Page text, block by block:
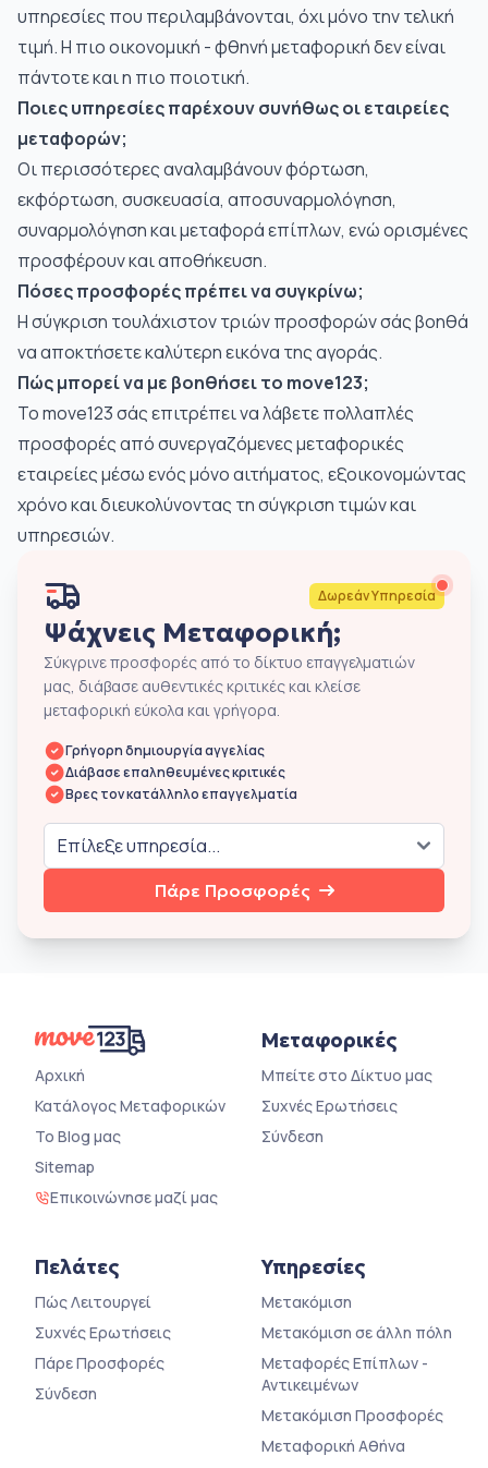
υπηρεσίες που περιλαμβάνονται, όχι μόνο την τελική
τιμή. Η πιοοικονομική - φθηνή μεταφορικήδεν είναι
πάντοτε και η πιο ποιοτική.
Ποιες υπηρεσίες παρέχουν συνήθως οι εταιρείες
μεταφορών;
Οι περισσότερες αναλαμβάνουν φόρτωση,
εκφόρτωση, συσκευασία, αποσυναρμολόγηση,
συναρμολόγηση καιμεταφορά επίπλων, ενώ ορισμένες
προσφέρουν και αποθήκευση.
Πόσες προσφορές πρέπει να συγκρίνω;
Η σύγκριση τουλάχιστον τριών προσφορών σάς βοηθά
να αποκτήσετε καλύτερη εικόνα της αγοράς.
Πώς μπορεί να με βοηθήσει το move123;
Το move123 σάς επιτρέπει να λάβετε πολλαπλές
προσφορές από συνεργαζόμενες μεταφορικές
εταιρείες μέσω ενός μόνο αιτήματος, εξοικονομώντας
χρόνο και διευκολύνοντας τη σύγκριση τιμών και
υπηρεσιών.
Δωρεάν Υπηρεσία
Ψάχνεις Μεταφορική;
Σύκγρινε προσφορές από το δίκτυο επαγγελματιών
μας, διάβασε αυθεντικές κριτικές και κλείσε
μεταφορική εύκολα και γρήγορα.
Γρήγορη δημιουργία αγγελίας
Διάβασε επαληθευμένες κριτικές
Βρες τον κατάλληλο επαγγελματία
Πάρε Προσφορές
Αρχική
Κατάλογος Μεταφορικών
Το Blog μας
Sitemap
Επικοινώνησε μαζί μας
Μεταφορικές
Μπείτε στο Δίκτυο μας
Συχνές Ερωτήσεις
Σύνδεση
Πελάτες
Πώς Λειτουργεί
Συχνές Ερωτήσεις
Πάρε Προσφορές
Σύνδεση
Υπηρεσίες
Μετακόμιση
Μετακόμιση σε άλλη πόλη
Μεταφορές Επίπλων -
Αντικειμένων
Μετακόμιση Προσφορές
Μεταφορική Αθήνα